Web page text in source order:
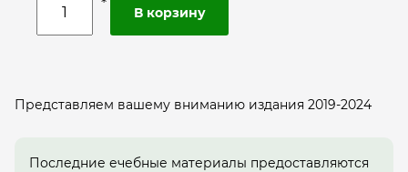
В корзину
Представляем вашему вниманию издания 2019-2024
Последние ечебные материалы предоставляются